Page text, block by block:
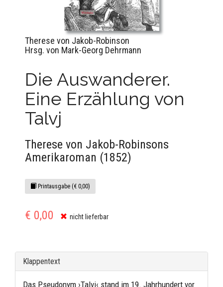
Therese von Jakob-Robinson
Hrsg. von Mark-Georg Dehrmann
Die Auswanderer.
Eine Erzählung von
Talvj
Therese von Jakob-Robinsons
Amerikaroman (1852)
Printausgabe (€ 0,00)
€ 0,00 nicht lieferbar
Klappentext
Das Pseudonym ›Talvj‹ stand im 19. Jahrhundert vor